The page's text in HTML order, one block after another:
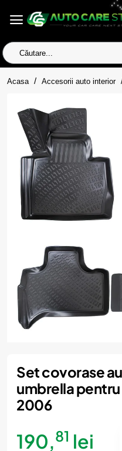
Căutare...
Acasa homeAccesorii auto interior
Set covorase
umbrella
2006
190,81 lei